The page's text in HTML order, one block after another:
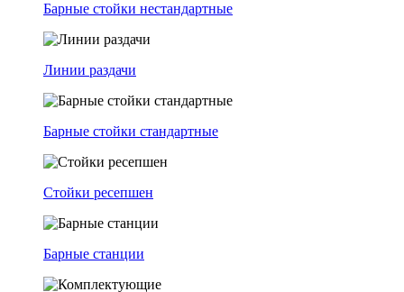
Барные стойки нестандартные
Линии раздачи
Барные стойки стандартные
Стойки ресепшен
Барные станции